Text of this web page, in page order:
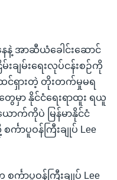
နဲ့ အာဆီယံခေါင်းဆောင်
ချမ်းရေးလုပ်ငန်းစဉ်ကို
ရှားတဲ့ တိုးတက်မှုမရ
ာ နိုင်ငံရေးရာထူး ရယူ
က်ကိုပဲ မြန်မာနိုင်ငံ
ာပူဝန်ကြီးချုပ် Lee
င်္ကာပူဝန်ကြီးချုပ် Lee